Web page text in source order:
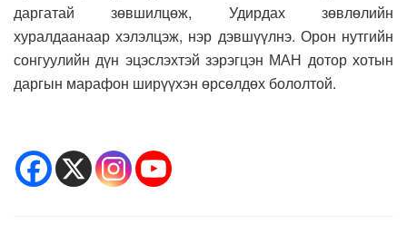
даргатай зөвшилцөж, Удирдах зөвлөлийн
хуралдаанаар хэлэлцэж, нэр дэвшүүлнэ. Орон нутгийн
сонгуулийн дүн эцэслэхтэй зэрэгцэн МАН дотор хотын
даргын марафон ширүүхэн өрсөлдөх бололтой.